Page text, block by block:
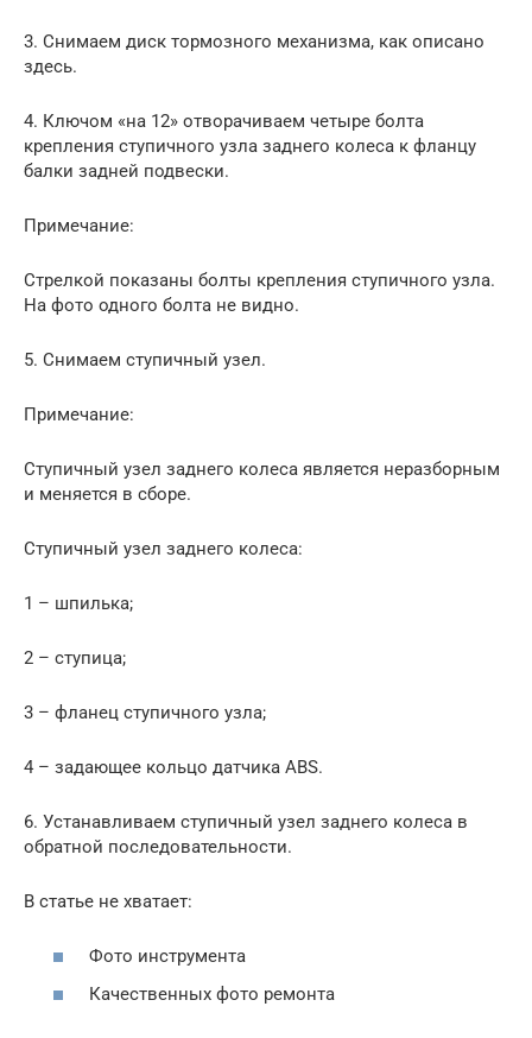
3. Снимаем диск тормозного механизма, как описано
здесь.
4. Ключом «на 12» отворачиваем четыре болта
крепления ступичного узла заднего колеса к фланцу
балки задней подвески.
Примечание:
Стрелкой показаны болты крепления ступичного узла.
На фото одного болта не видно.
5. Снимаем ступичный узел.
Примечание:
Ступичный узел заднего колеса является неразборным
и меняется в сборе.
Ступичный узел заднего колеса:
1 – шпилька;
2 – ступица;
3 – фланец ступичного узла;
4 – задающее кольцо датчика ABS.
6. Устанавливаем ступичный узел заднего колеса в
обратной последовательности.
В статье не хватает:
Фото инструмента
Качественных фото ремонта